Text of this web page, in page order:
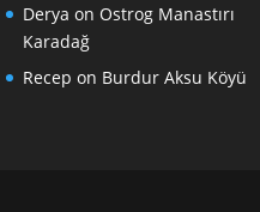
Derya on Ostrog Manastırı
Karadağ
Recep on Burdur Aksu Köyü